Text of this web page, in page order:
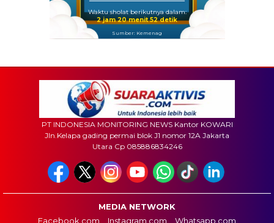
Waktu sholat berikutnya dalam:
2 jam 20 menit 50 detik
Sumber: Kemenag
PT INDONESIA MONITORING NEWS Kantor KOWARI
Jln.Kelapa gading permai blok J1 nomor 12A Jakarta
Utara Cp 085886834246
MEDIA NETWORK
Facebook.com
Instagram.com Whatsapp.com